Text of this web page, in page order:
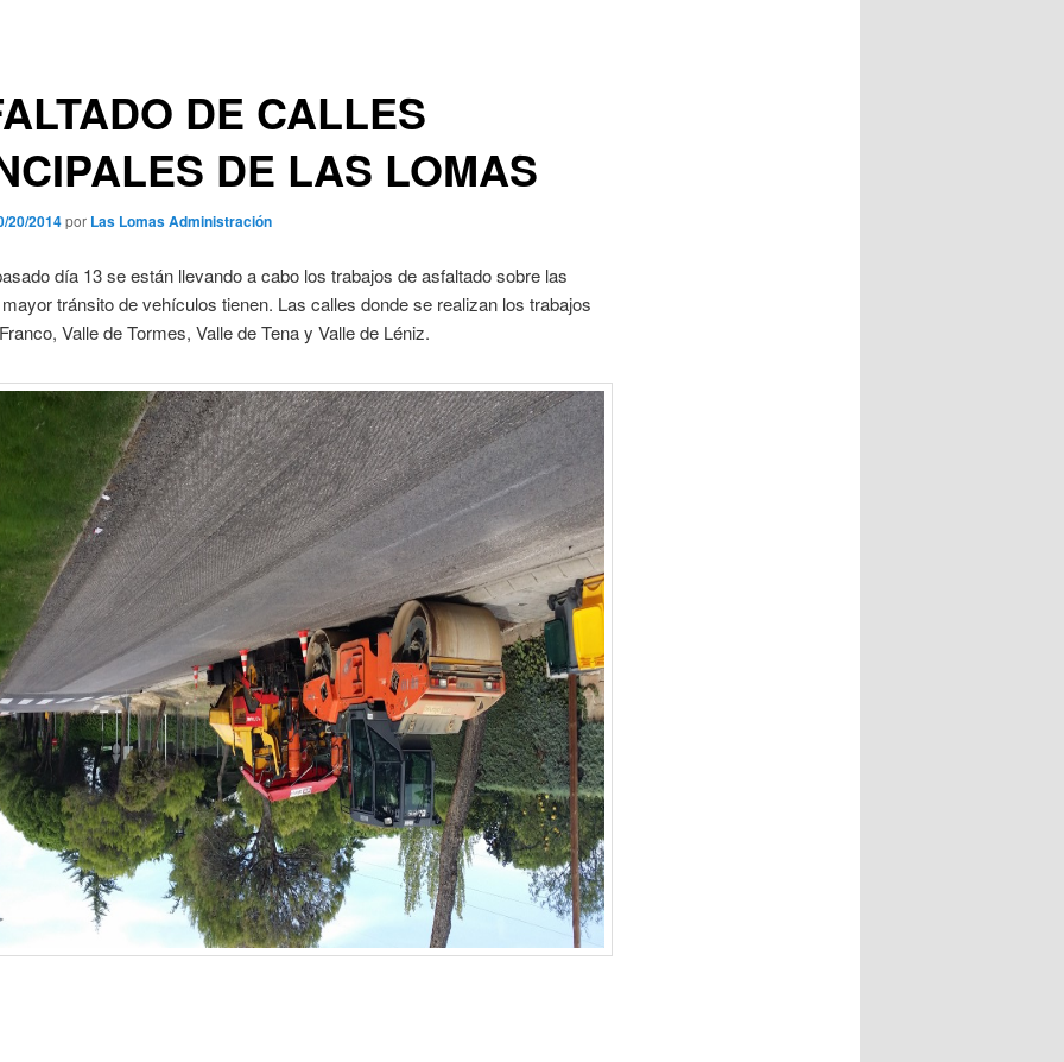
DE CALLES
DE LAS LOMAS
20/2014por Las Lomas Administración
día 13 se están llevando a cabo los trabajos de asfaltado sobre las
tránsito de vehículos tienen. Las calles donde se realizan los trabajos
Valle de Tormes, Valle de Tena y Valle de Léniz.